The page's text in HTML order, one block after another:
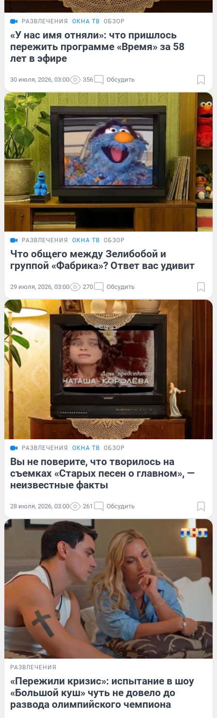
РАЗВЛЕЧЕНИЯ ОКНА ТВ ОБЗОР
«У нас имя отняли»: что пришлось
пережить программе «Время» за 58
лет в эфире
30 июля, 2026, 03:00 356 Обсудить
РАЗВЛЕЧЕНИЯ ОКНА ТВ ОБЗОР
Что общего между Зелибобой и
группой «Фабрика»? Ответ вас удивит
29 июля, 2026, 03:00 270 Обсудить
РАЗВЛЕЧЕНИЯ ОКНА ТВ ОБЗОР
Вы не поверите, что творилось на
съемках «Старых песен о главном», —
неизвестные факты
28 июля, 2026, 03:00 261 Обсудить
РАЗВЛЕЧЕНИЯ
«Пережили кризис»: испытание в шоу
«Большой куш» чуть не довело до
развода олимпийского чемпиона